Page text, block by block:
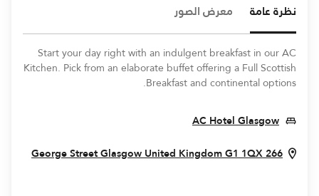
نظرة عامة معرض الصور
Start your day right with an indulgent breakfast in our AC
Kitchen. Pick from an elaborate buffet offering a Full Scottish
Breakfast and continental options.
AC Hotel Glasgow
Opens In New Window
266 George Street
GlasgowUnited KingdomG1 1QX